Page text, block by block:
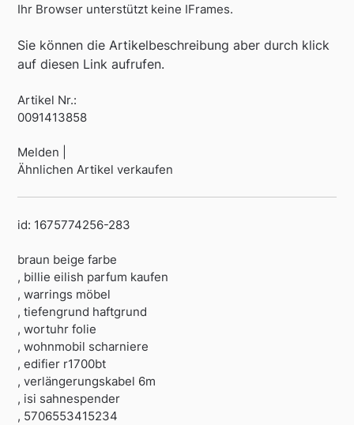
Ihr Browser unterstützt keine IFrames.
Sie können die Artikelbeschreibung aber durch klick
auf diesen Link aufrufen.
Artikel Nr.:
0091413858
Melden |
Ähnlichen Artikel verkaufen
id: 1675774256-283
braun beige farbe
, billie eilish parfum kaufen
, warrings möbel
, tiefengrund haftgrund
, wortuhr folie
, wohnmobil scharniere
, edifier r1700bt
, verlängerungskabel 6m
, isi sahnespender
, 5706553415234